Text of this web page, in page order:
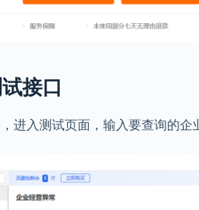
接口
进入测试页面，输入要查询的企